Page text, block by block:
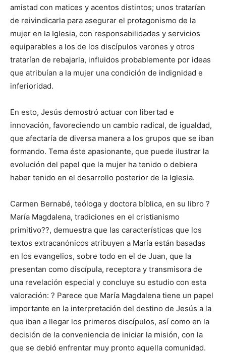
amistad con matices y acentos distintos; unos tratarían
de reivindicarla para asegurar el protagonismo de la
mujer en la Iglesia, con responsabilidades y servicios
equiparables a los de los discípulos varones y otros
tratarían de rebajarla, influidos probablemente por ideas
que atribuían a la mujer una condición de indignidad e
inferioridad.
En esto, Jesús demostró actuar con libertad e
innovación, favoreciendo un cambio radical, de igualdad,
que afectaría de diversa manera a los grupos que se iban
formando. Tema éste apasionante, que puede ilustrar la
evolución del papel que la mujer ha tenido o debiera
haber tenido en el desarrollo posterior de la Iglesia.
Carmen Bernabé, teóloga y doctora bíblica, en su libro ?
María Magdalena, tradiciones en el cristianismo
primitivo??, demuestra que las características que los
textos extracanónicos atribuyen a María están basadas
en los evangelios, sobre todo en el de Juan, que la
presentan como discípula, receptora y transmisora de
una revelación especial y concluye su estudio con esta
valoración: ? Parece que María Magdalena tiene un papel
importante en la interpretación del destino de Jesús a la
que iban a llegar los primeros discípulos, así como en la
decisión de la conveniencia de iniciar la misión, con la
que se debió enfrentar muy pronto aquella comunidad.